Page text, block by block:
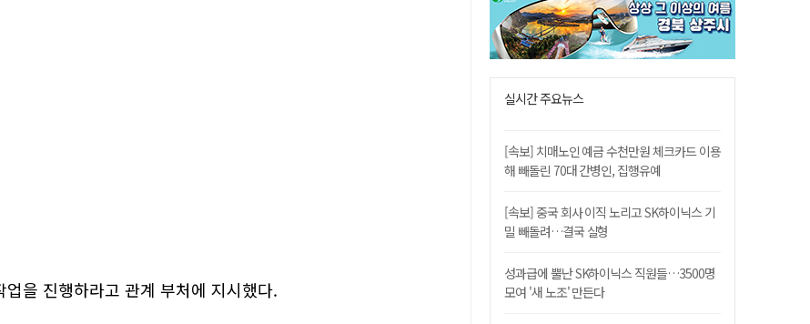
을 진행하라고 관계 부처에 지시했다.
실시간 주요뉴스
[속보] 치매노인 예금 수천만원 체크카드 이용
해 빼돌린 70대 간병인, 집행유예
[속보] 중국 회사 이직 노리고 SK하이닉스 기
밀 빼돌려…결국 실형
성과급에 뿔난 SK하이닉스 직원들…3500명
모여 '새 노조' 만든다